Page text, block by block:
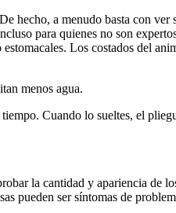
hecho, a menudo basta con
para quienes no son
Los costados del
menos agua.
Cuando lo sueltes, el
la cantidad y apariencia de
pueden ser síntomas de